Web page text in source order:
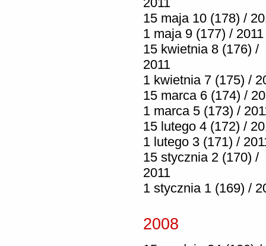
15 maja 10 (178) /
1 maja 9 (177) / 2011
15 kwietnia 8 (176) /
2011
1 kwietnia 7 (175) /
15 marca 6 (174) /
1 marca 5 (173) /
15 lutego 4 (172) /
1 lutego 3 (171) /
15 stycznia 2 (170) /
2011
1 stycznia 1 (169) /
2008